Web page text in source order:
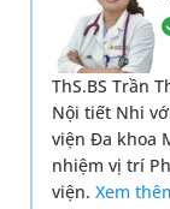
ThS.BS Trần
Nội tiết Nhi
viện Đa khoa
nhiệm vị trí
viện. Xem